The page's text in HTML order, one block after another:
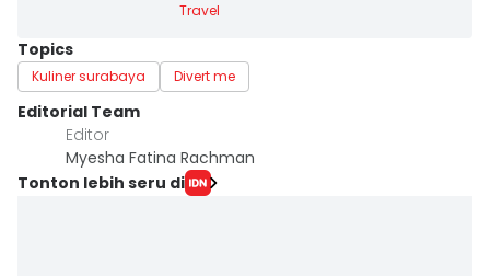
Travel
Topics
Kuliner surabaya Divert me
Editorial Team
Editor
Myesha Fatina Rachman
Tonton lebih seru di